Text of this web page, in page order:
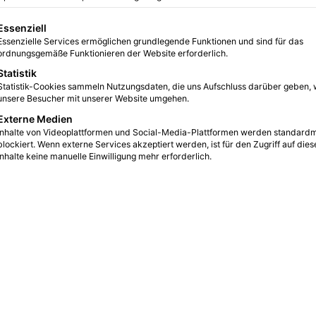
Kindertheater in Duisburg
Vorurteilen zu kämpfen und umso trauriger ist es
dann, wenn leidenschaftlich Programmpunkte
auf…
Weiterlesen &raquo;
eine Liste der Service-Gruppen, für die eine Einwilligung erteilt
Services ermöglichen grundlegende Funktionen und sind für das
Funktionieren der Website erforderlich.
Cookies sammeln Nutzungsdaten, die uns Aufschluss darüber geben,
Besucher mit unserer Website umgehen.
Medien
von Videoplattformen und Social-Media-Plattformen werden
Wenn externe Services akzeptiert werden, ist für den Zugriff auf
keine manuelle Einwilligung mehr erforderlich.